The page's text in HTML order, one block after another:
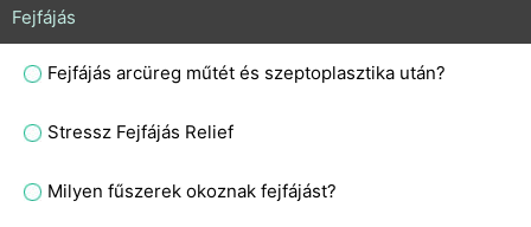
Fejfájás
Fejfájás arcüreg műtét és szeptoplasztika után?
Stressz Fejfájás Relief
Milyen fűszerek okoznak fejfájást?